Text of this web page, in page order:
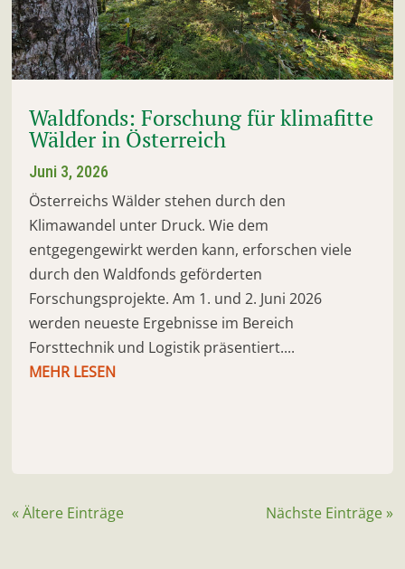
Waldfonds: Forschung für klimafitte
Wälder in Österreich
Juni 3, 2026
Österreichs Wälder stehen durch den
Klimawandel unter Druck. Wie dem
entgegengewirkt werden kann, erforschen viele
durch den Waldfonds geförderten
Forschungsprojekte. Am 1. und 2. Juni 2026
werden neueste Ergebnisse im Bereich
Forsttechnik und Logistik präsentiert....
MEHR LESEN
« Ältere Einträge Nächste Einträge »